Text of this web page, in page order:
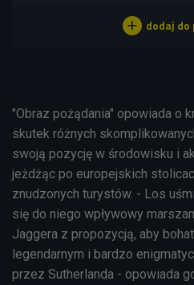
"Obraz pożądania" opowiada o
skutek różnych
swoją pozycję w środowisku i
jeżdżąc po europejskich
znudzonych turystów. - Los
się do niego wpływowy
Jaggera z propozycją, aby
legendarnym i bardzo
przez Sutherlanda - opowiada